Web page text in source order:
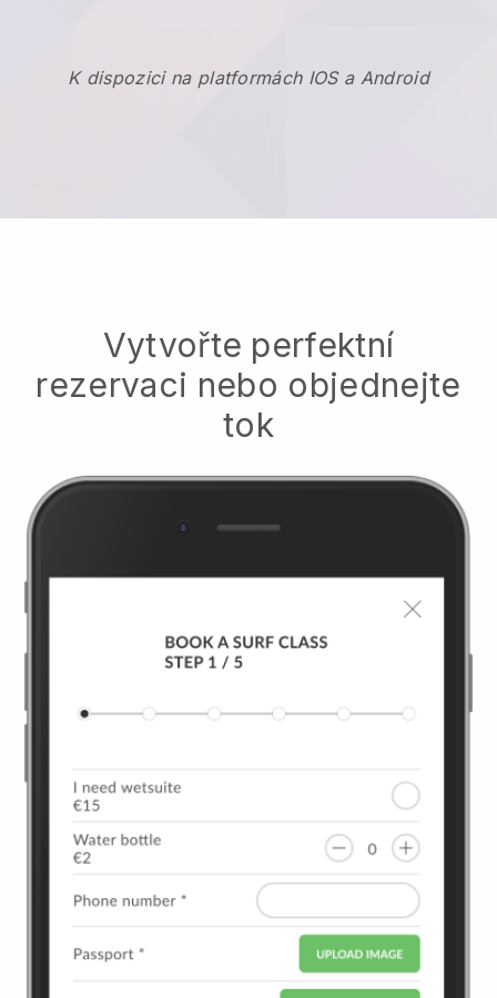
K dispozici na platformách IOS a Android
Vytvořte perfektní
rezervaci nebo objednejte
tok